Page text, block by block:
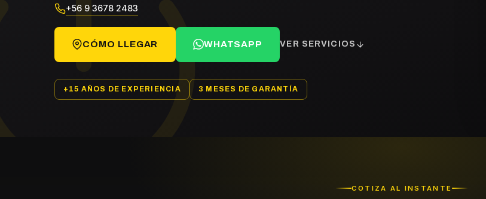
+56 9 3678 2483
CÓMO LLEGAR WHATSAPP VER SERVICIOS
+15 AÑOS DE EXPERIENCIA 3 MESES DE GARANTÍA
COTIZA AL INSTANTE